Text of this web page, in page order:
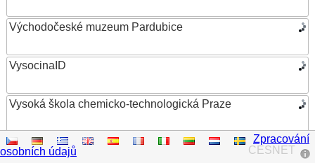
Východočeské muzeum Pardubice
VysocinaID
Vysoká škola chemicko-technologická Praze
Vysoká škola ekonomická v Praze
CESNET
Zpracování
osobních údajů